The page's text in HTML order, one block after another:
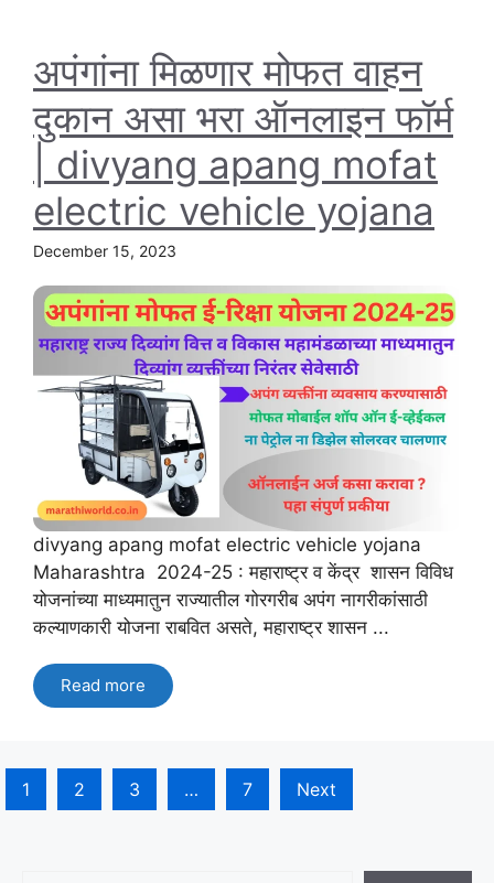
अपंगांना मिळणार मोफत वाहन
दुकान असा भरा ऑनलाइन फॉर्म
| divyang apang mofat
electric vehicle yojana
December 15, 2023
divyang apang mofat electric vehicle yojana
Maharashtra 2024-25 : महाराष्ट्र व केंद्र शासन विविध
योजनांच्या माध्यमातुन राज्यातील गोरगरीब अपंग नागरीकांसाठी
कल्याणकारी योजना राबवित असते, महाराष्ट्र शासन ...
Read more
1 2 3 … 7 Next